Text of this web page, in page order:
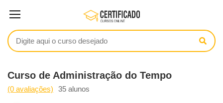
Curso de Administração do Tempo
(0 avaliações) 35 alunos